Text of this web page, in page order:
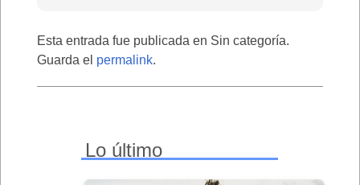
Esta entrada fue publicada en Sin categoría.
Guarda el permalink.
Lo último